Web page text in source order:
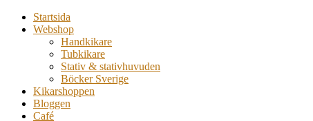
Startsida
Webshop
Handkikare
Tubkikare
Stativ & stativhuvuden
Böcker Sverige
Kikarshoppen
Bloggen
Café